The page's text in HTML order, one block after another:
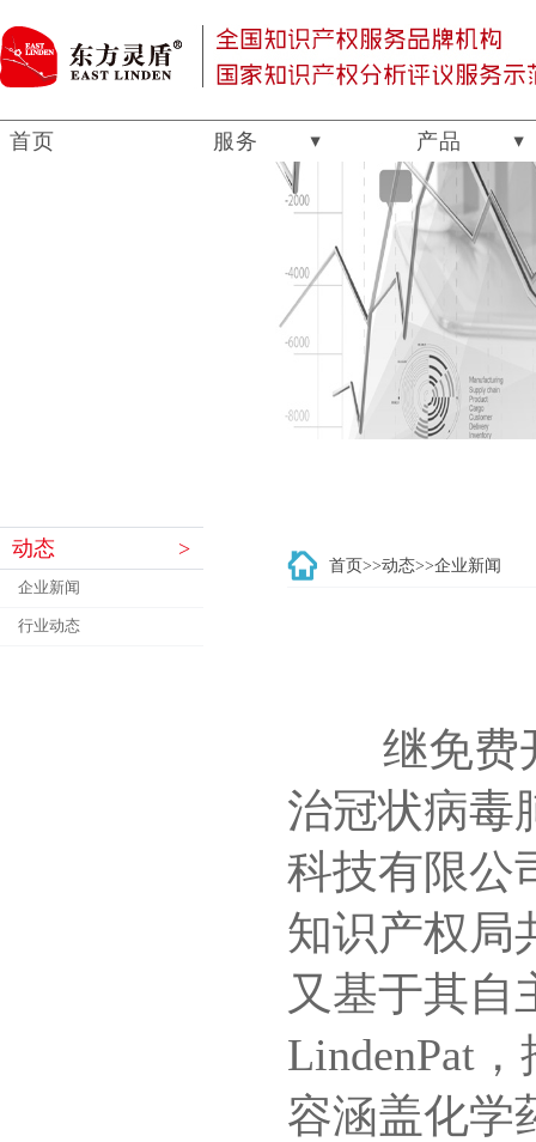
首页 服务 产品
动态 >
企业新闻
行业动态
首页>>动态>>企业新闻
继免费开
治冠状病毒
科技有限公
知识产权局
又基于其自
LindenPat
容涵盖化学